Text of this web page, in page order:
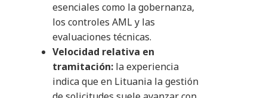
esenciales como la gobernanza,
los controles AML y las
evaluaciones técnicas.
Velocidad relativa en
tramitación: la experiencia
indica que en Lituania la gestión